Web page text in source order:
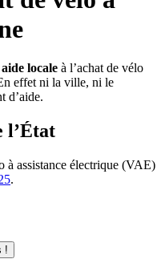
locale à l’achat de vélo
effet ni la ville, ni le
d’aide.
l’État
à assistance électrique (VAE)
.
!